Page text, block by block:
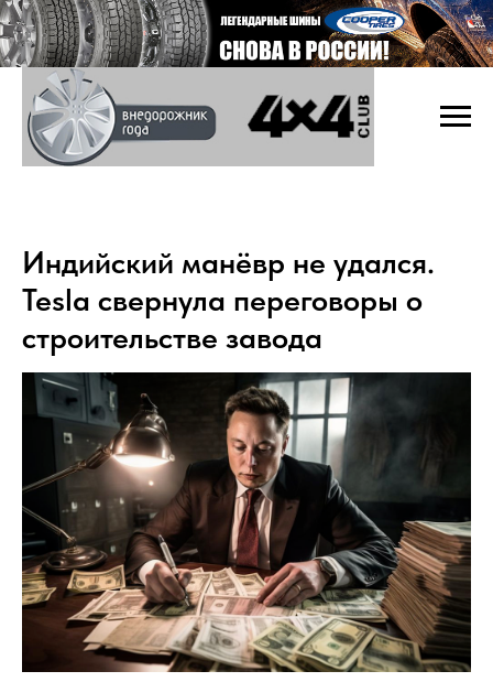
Индийский манёвр не удался.
Tesla свернула переговоры о
строительстве завода